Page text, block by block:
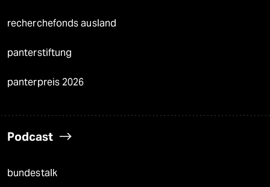
recherchefonds ausland
panterstiftung
panterpreis 2026
Podcast
bundestalk